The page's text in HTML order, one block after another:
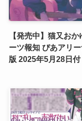
【発売中】猫又おか
ーツ報知 ぴあアリー
版 2025年5月28日付